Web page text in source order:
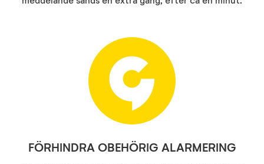
FÖRHINDRA OBEHÖRIG ALARMERING